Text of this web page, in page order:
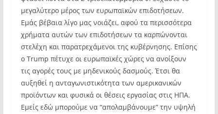
μεγαλύτερο μέρος των ευρωπαϊκών επιδοτήσεων.
Εμάς βέβαια λίγο μας νοιάζει, αφού τα περισσότερα
χρήματα αυτών των επιδοτήσεων τα καρπώνονται
στελέχη και παρατρεχάμενοι της κυβέρνησης. Επίσης
ο Trump πέτυχε οι ευρωπαϊκές χώρες να ανοίξουν
τις αγορές τους με μηδενικούς δασμούς. Έτσι θα
αυξηθεί η ανταγωνιστικότητα των αμερικανικών
προϊόντων και φυσικά οι θέσεις εργασίας στις ΗΠΑ.
Εμείς εδώ μπορούμε να “απολαμβάνουμε” την υψηλή